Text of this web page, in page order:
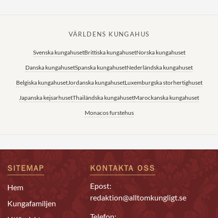
VÄRLDENS KUNGAHUS
Svenska kungahusetBrittiska kungahusetNorska kungahuset
Danska kungahusetSpanska kungahusetNederländska kungahuset
Belgiska kungahusetJordanska kungahusetLuxemburgska storhertighuset
Japanska kejsarhusetThailändska kungahusetMarockanska kungahuset
Monacos furstehus
SITEMAP
Hem
Kungafamiljen
KONTAKTA OSS
Epost:
redaktion@alltomkungligt.se